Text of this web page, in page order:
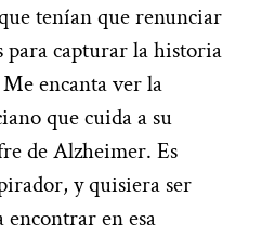
tenían que renunciar
para capturar la historia
encanta ver la
que cuida a su
de Alzheimer. Es
y quisiera ser
encontrar en esa